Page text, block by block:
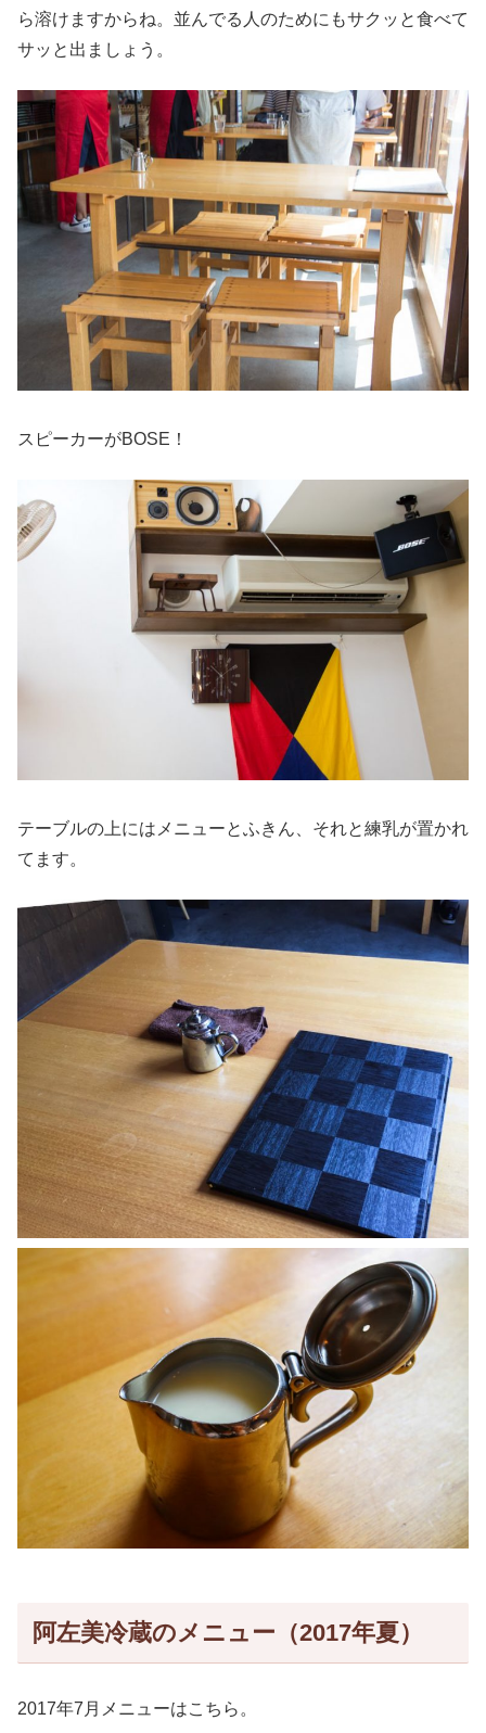
ら溶けますからね。並んでる人のためにもサクッと食べて
サッと出ましょう。
スピーカーがBOSE！
テーブルの上にはメニューとふきん、それと練乳が置かれ
てます。
阿左美冷蔵のメニュー（2017年夏）
2017年7月メニューはこちら。